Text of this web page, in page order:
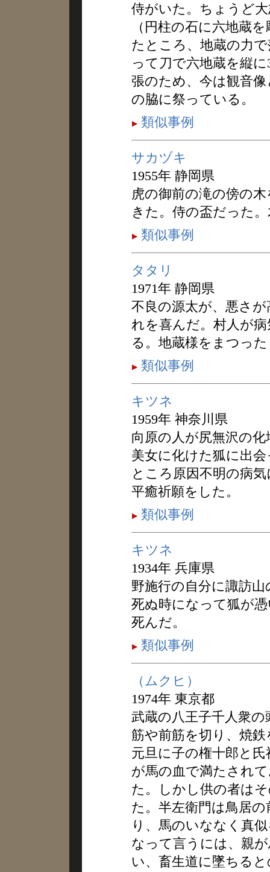
侍がいた。ちょうど
（円柱の石に六地蔵
たところ、地蔵の力
って刀で六地蔵を縦
張のため、今は観音
の脇に祭っている。
類似事例
サカヅキ
1955年 静岡県
虎の御前の滝の傍の
きた。侍の盃だった
類似事例
タタリ
1971年 静岡県
不良の源太が、悪さ
れを喜んだ。村人が
る。地蔵様をまつっ
類似事例
キツネ
1959年 神奈川県
向原の人が尻無沢の
美女に化けた狐に出
ところ原因不明の病
平癒祈願をした。
類似事例
キツネ
1934年 兵庫県
野施行の自分に諏訪
死ぬ時になって狐が
死んだ。
類似事例
（ムクヒ）
1974年 東京都
武蔵の八王子千人衆
筋や前筋を切り、焼
元旦に子の権十郎と
が馬の血で満たされ
た。しかし供の者は
た。半左衛門は鳥居
り、馬のいななく真
なって言うには、親
い、畜生道に墜ちる